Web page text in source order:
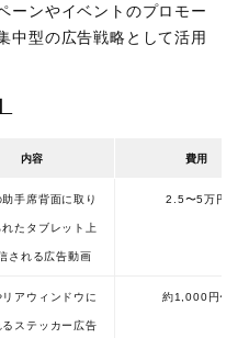
ーンやイベントのプロモー
中型の広告戦略として活用
内容 費用
手席背面に取り
たタブレット上
される広告動画
2.5〜5万円
リアウィンドウに
るステッカー広告
約1,000円〜